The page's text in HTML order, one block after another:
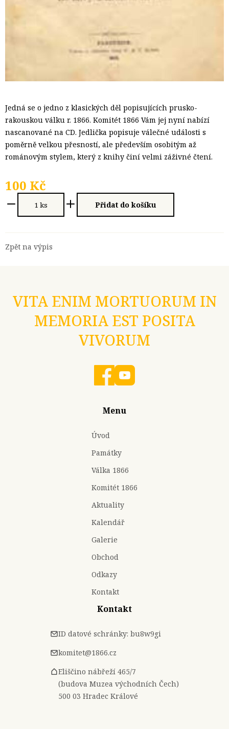
Jedná se o jedno z klasických děl popisujících prusko-
rakouskou válku r. 1866. Komitét 1866 Vám jej nyní nabízí
nascanované na CD. Jedlička popisuje válečné události s
poměrně velkou přesností, ale především osobitým až
románovým stylem, který z knihy činí velmi záživné čtení.
100 Kč
Přidat do košíku
Zpět na výpis
VITA ENIM MORTUORUM IN
MEMORIA EST POSITA
VIVORUM
Menu
Úvod
Památky
Válka 1866
Komitét 1866
Aktuality
Kalendář
Galerie
Obchod
Odkazy
Kontakt
Kontakt
ID datové schránky: bu8w9gi
komitet@1866.cz
Eliščino nábřeží 465/7
(budova Muzea východních Čech)
500 03 Hradec Králové